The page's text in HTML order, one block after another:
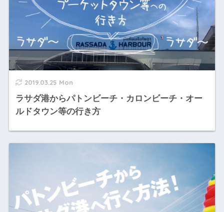
2019.03.25 Mon
ラサダ港からパトンビーチ・カロンビーチ・オー
ルドタウン等の行き方